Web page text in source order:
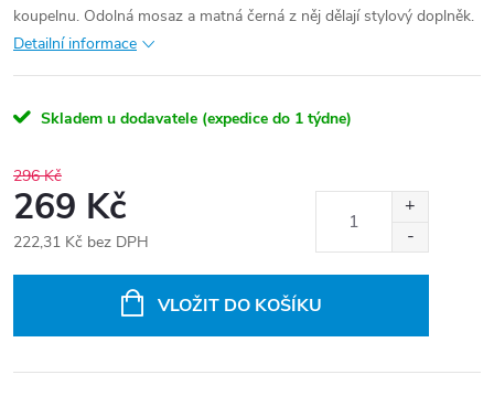
koupelnu. Odolná mosaz a matná černá z něj dělají stylový doplněk.
Detailní informace
Skladem u dodavatele (expedice do 1 týdne)
296 Kč
269 Kč
222,31 Kč bez DPH
VLOŽIT DO KOŠÍKU